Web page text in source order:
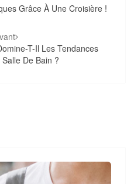
Grâce À Une Croisière !
T-Il Les Tendances
De Bain ?